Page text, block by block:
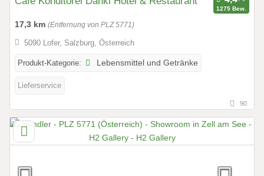
1275 Bew.
17,3 km (Entfernung von PLZ 5771)
5090 Lofer, Salzburg, Österreich
Produkt-Kategorie: Lebensmittel und Getränke
Lieferservice
90